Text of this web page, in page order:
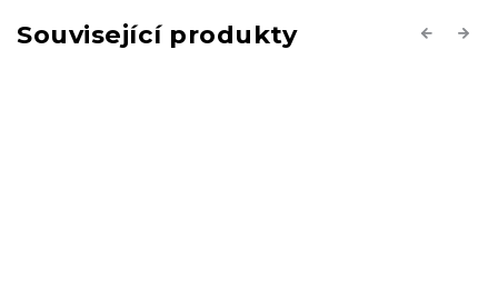
Související produkty Previous
Next